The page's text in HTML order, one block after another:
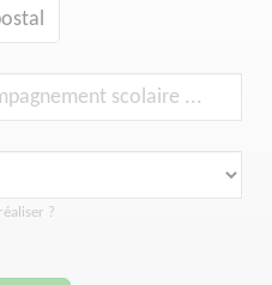
?